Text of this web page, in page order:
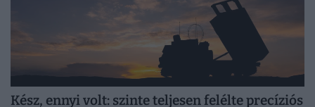
Kész, ennyi volt: szinte teljesen felélte precíziós